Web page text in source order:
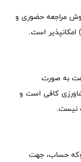
مراجعه حضوری و
امکانپذیر است.
به صورت
کافی است و
نیست.
حساب، جهت